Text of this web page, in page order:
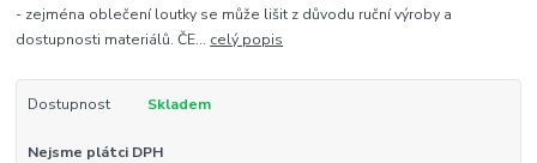
- zejména oblečení loutky se může lišit z důvodu ruční výroby a
dostupnosti materiálů. ČE... celý popis
Dostupnost Skladem
Nejsme plátci DPH